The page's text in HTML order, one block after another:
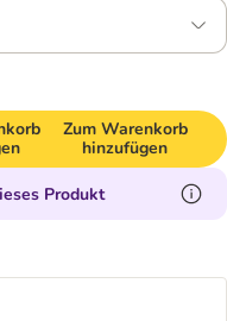
Zum Warenkorb
hinzufügen
Produkt